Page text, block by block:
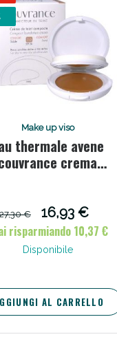
Make up viso
thermale avene
crema
27,30 €
16,93 €
risparmiando 10,37 €
Disponibile
AL CARRELLO
al 45% oggi!